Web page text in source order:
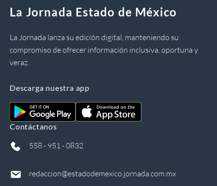
La Jornada Estado de México
La Jornada lanza su edición digital, manteniendo su
compromiso de ofrecer información inclusiva, oportuna y
veraz.
Descarga nuestra app
Contáctanos
558 - 951 - 0832
redaccion@estadodemexico.jornada.com.mx